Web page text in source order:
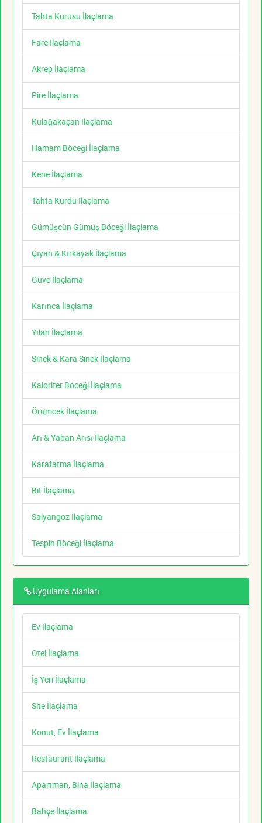
Tahta Kurusu İlaçlama
Fare İlaçlama
Akrep İlaçlama
Pire İlaçlama
Kulağakaçan İlaçlama
Hamam Böceği İlaçlama
Kene İlaçlama
Tahta Kurdu İlaçlama
Gümüşcün Gümüş Böceği İlaçlama
Çıyan & Kırkayak İlaçlama
Güve İlaçlama
Karınca İlaçlama
Yılan İlaçlama
Sinek & Kara Sinek İlaçlama
Kalorifer Böceği İlaçlama
Örümcek İlaçlama
Arı & Yaban Arısı İlaçlama
Karafatma İlaçlama
Bit İlaçlama
Salyangoz İlaçlama
Tespih Böceği İlaçlama
Uygulama Alanları
Ev İlaçlama
Otel İlaçlama
İş Yeri İlaçlama
Site İlaçlama
Konut, Ev İlaçlama
Restaurant İlaçlama
Apartman, Bina İlaçlama
Bahçe İlaçlama